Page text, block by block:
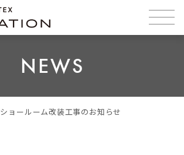
NEWS
ショールーム改装工事のお知らせ